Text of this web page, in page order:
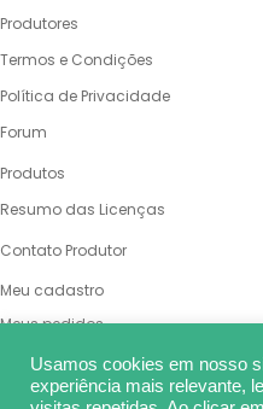
Produtores
Termos e Condições
Política de Privacidade
Forum
Produtos
Resumo das Licenças
Contato Produtor
Meu cadastro
Meus pedidos
Meu carrinho
Endereço de cobrança
Usamos cookies em nosso
experiência mais relevante,